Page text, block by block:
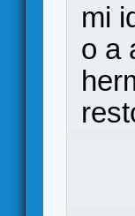
mi
o a